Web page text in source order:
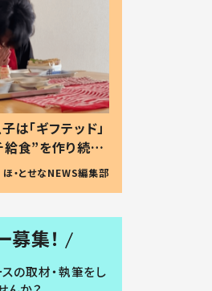
は「ギフテッド」
食”を作り続け
親 #令和の子
ほ・とせなNEWS編集部
募集！
の取材・執筆をし